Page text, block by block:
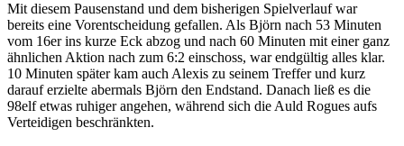
Mit diesem Pausenstand und dem bisherigen Spielverlauf war
bereits eine Vorentscheidung gefallen. Als Björn nach 53 Minuten
vom 16er ins kurze Eck abzog und nach 60 Minuten mit einer ganz
ähnlichen Aktion nach zum 6:2 einschoss, war endgültig alles klar.
10 Minuten später kam auch Alexis zu seinem Treffer und kurz
darauf erzielte abermals Björn den Endstand. Danach ließ es die
98elf etwas ruhiger angehen, während sich die Auld Rogues aufs
Verteidigen beschränkten.